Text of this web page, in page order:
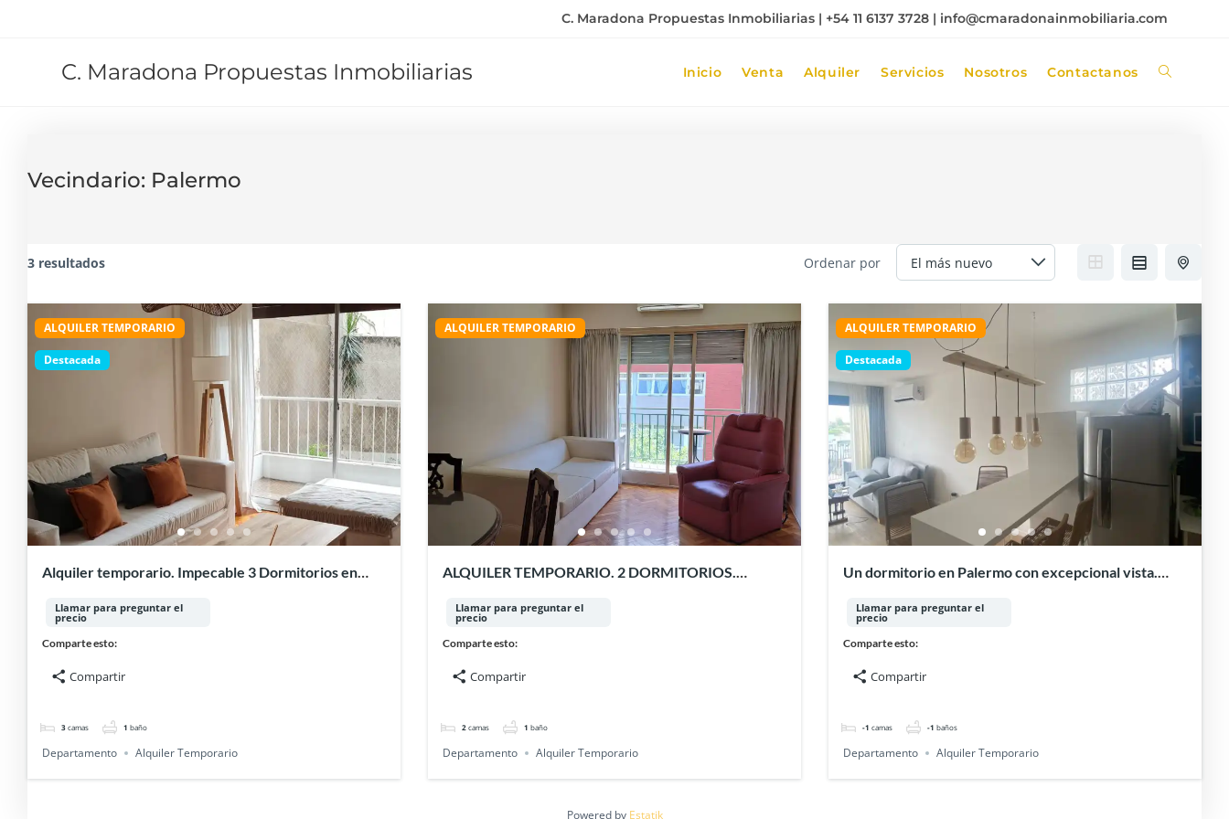
C. Maradona Propuestas Inmobiliarias | +54 11 6137 3728 | info@cmaradonainmobiliaria.com
C. Maradona Propuestas Inmobiliarias Inicio Venta Alquiler Servicios Nosotros Contactanos
Vecindario: Palermo
3 resultados Ordenar por
ALQUILER TEMPORARIO
Destacada
Alquiler temporario. Impecable 3 Dormitorios en
Llamar para preguntar el
precio
Comparte esto:
Compartir
3 camas 1 baño
Departamento Alquiler Temporario
ALQUILER TEMPORARIO
ALQUILER TEMPORARIO. 2 DORMITORIOS.
Llamar para preguntar el
precio
Comparte esto:
Compartir
2 camas 1 baño
Departamento Alquiler Temporario
ALQUILER TEMPORARIO
Destacada
Un dormitorio en Palermo con excepcional vista.
Llamar para preguntar el
precio
Comparte esto:
Compartir
-1 camas -1 baños
Departamento Alquiler Temporario
Powered by Estatik